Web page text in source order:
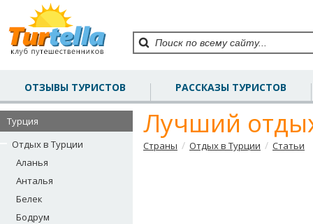
ОТЗЫВЫ ТУРИСТОВ РАССКАЗЫ ТУРИСТОВ
Турция
Отдых в Турции
Аланья
Анталья
Белек
Бодрум
Лучший
Страны / Отдых в Турции / Статьи